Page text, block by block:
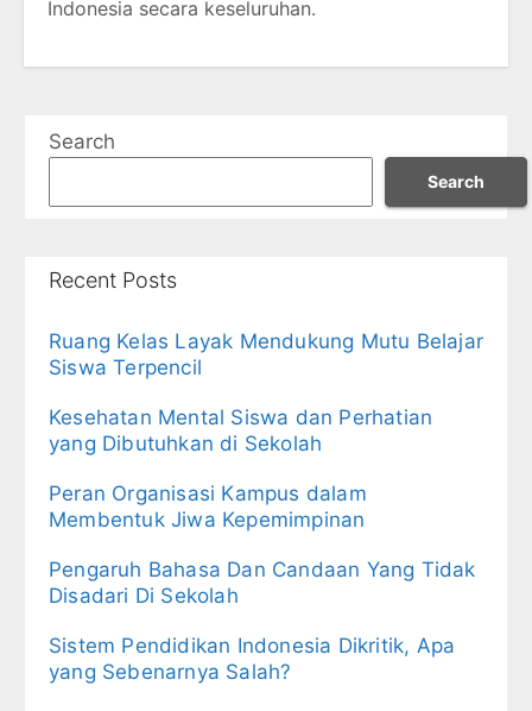
Indonesia secara keseluruhan.
Search
Search
Recent Posts
Ruang Kelas Layak Mendukung Mutu Belajar
Siswa Terpencil
Kesehatan Mental Siswa dan Perhatian
yang Dibutuhkan di Sekolah
Peran Organisasi Kampus dalam
Membentuk Jiwa Kepemimpinan
Pengaruh Bahasa Dan Candaan Yang Tidak
Disadari Di Sekolah
Sistem Pendidikan Indonesia Dikritik, Apa
yang Sebenarnya Salah?